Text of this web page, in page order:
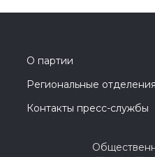
О партии
Региональные отделения
Контакты пресс-службы